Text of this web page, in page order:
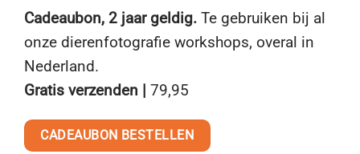
Cadeaubon, 2 jaar geldig. Te gebruiken bij al
onze dierenfotografie workshops, overal in
Nederland.
Gratis verzenden | 79,95
CADEAUBON BESTELLEN